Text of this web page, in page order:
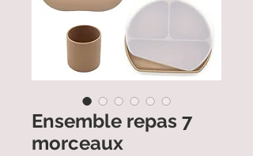
Ensemble repas 7
morceaux